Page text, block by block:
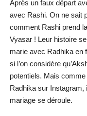
Après un faux départ
avec Rashi. On ne sait
comment Rashi prend
Vyasar ! Leur histoire
marie avec Radhika en
si l’on considère
potentiels. Mais
Radhika sur Instagram,
mariage se déroule.